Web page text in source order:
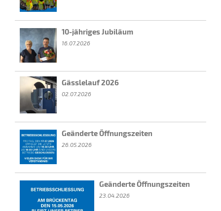
10-jähriges Jubiläum
16.07.2026
Gässlelauf 2026
02.07.2026
Geänderte Öffnungszeiten
26.05.2026
Geänderte Öffnungszeiten
23.04.2026